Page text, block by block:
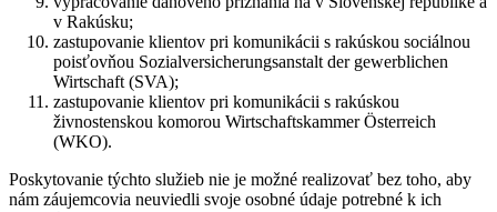
v Rakúsku;
zastupovanie klientov pri komunikácii s rakúskou sociálnou
poisťovňou Sozialversicherungsanstalt der gewerblichen
Wirtschaft (SVA);
zastupovanie klientov pri komunikácii s rakúskou
živnostenskou komorou Wirtschaftskammer Österreich
(WKO).
Poskytovanie týchto služieb nie je možné realizovať bez toho, aby
nám záujemcovia neuviedli svoje osobné údaje potrebné k ich